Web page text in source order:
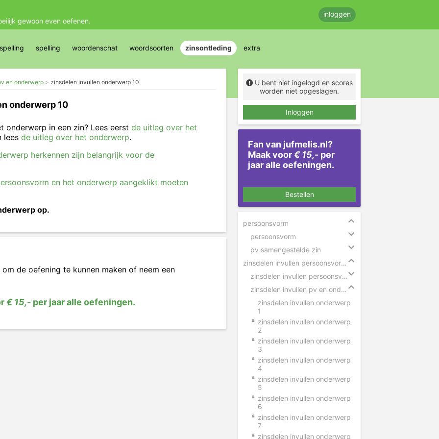
gewoon even oefenen.
inloggen
spelling woordenschat woordsoorten zinsontleding extra
en onderwerp zinsdelen invullen onderwerp 10
onderwerp 10
onderwerp in een zin? Lees eerst de uitleg over het
lees de uitleg over het onderwerp.
herkennen zijn belangrijk voor de
en het onderwerp aangeklikt moeten
op.
om de oefening te kunnen maken of neem een
€ 15,- per jaar alle oefeningen.
U bent niet ingelogd en scores
worden niet opgeslagen.
Inloggen
Fan van jufmelis.nl?
Maak voor€ 15,- per
jaar alle oefeningen.
Bestellen
persoonsvorm
persoonsvorm
pv samengestelde zin
zinsdelen invullen persoonsvorm en onderwerp
zinsdelen invullen persoonsvorm
zinsdelen invullen pv en onderwerp
zinsdelen invullen onderwerp
1
zinsdelen invullen onderwerp
2
zinsdelen invullen onderwerp
3
zinsdelen invullen onderwerp
4
zinsdelen invullen onderwerp
5
zinsdelen invullen onderwerp
6
zinsdelen invullen onderwerp
7
zinsdelen invullen onderwerp